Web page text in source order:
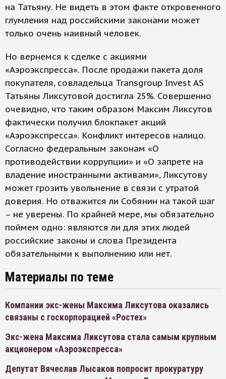
на Татьяну. Не видеть в этом факте откровенного
глумления над российскими законами может
только очень наивный человек.
Но вернемся к сделке с акциями
«Аэроэкспресса». После продажи пакета доля
покупателя, совладельца Transgroup Invest AS
Татьяны Ликсутовой достигла 25%. Совершенно
очевидно, что таким образом Максим Ликсутов
фактически получил блокпакет акций
«Аэроэкспресса». Конфликт интересов налицо.
Согласно федеральным законам «О
противодействии коррупции» и «О запрете на
владение иностранными активами», Ликсутову
может грозить увольнение в связи с утратой
доверия. Но отважится ли Собянин на такой шаг
– не уверены. По крайней мере, мы обязательно
поймем одно: являются ли для этих людей
российские законы и слова Президента
обязательными к выполнению или нет.
Материалы по теме
Компании экс-жены Максима Ликсутова оказались
связаны с госкорпорацией «Ростех»
Экс-жена Максима Ликсутова стала самым крупным
акционером «Аэроэкспресса»
Депутат Вячеслав Лысаков попросит прокуратуру